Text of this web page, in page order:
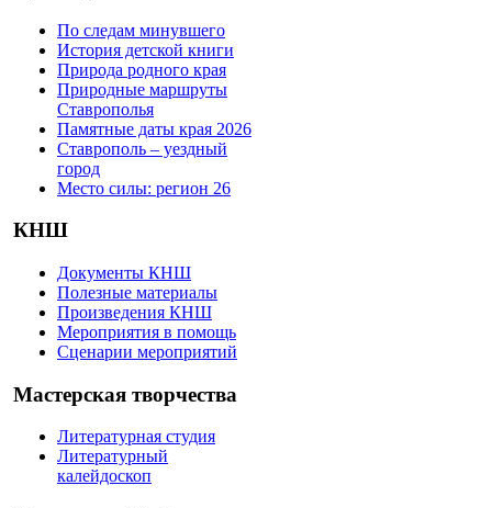
По следам минувшего
История детской книги
Природа родного края
Природные маршруты
Ставрополья
Памятные даты края 2026
Ставрополь – уездный
город
Место силы: регион 26
КНШ
Документы КНШ
Полезные материалы
Произведения КНШ
Мероприятия в помощь
Сценарии мероприятий
Мастерская творчества
Литературная студия
Литературный
калейдоскоп